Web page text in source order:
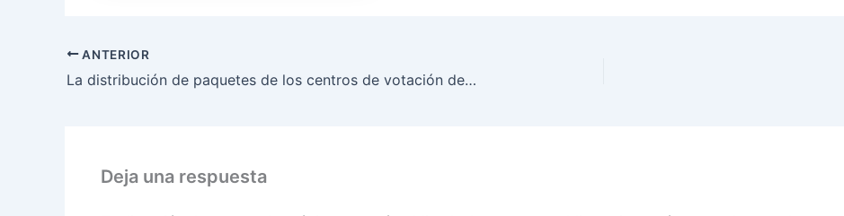
ANTERIOR
La distribución de paquetes de los centros de votación deberá concluir en la mayor parte en las próximas 24 horas: Uuc-kib Espadas con Tania Díaz
Deja una respuesta